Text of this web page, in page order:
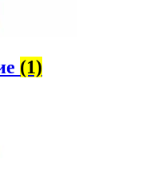
(1)